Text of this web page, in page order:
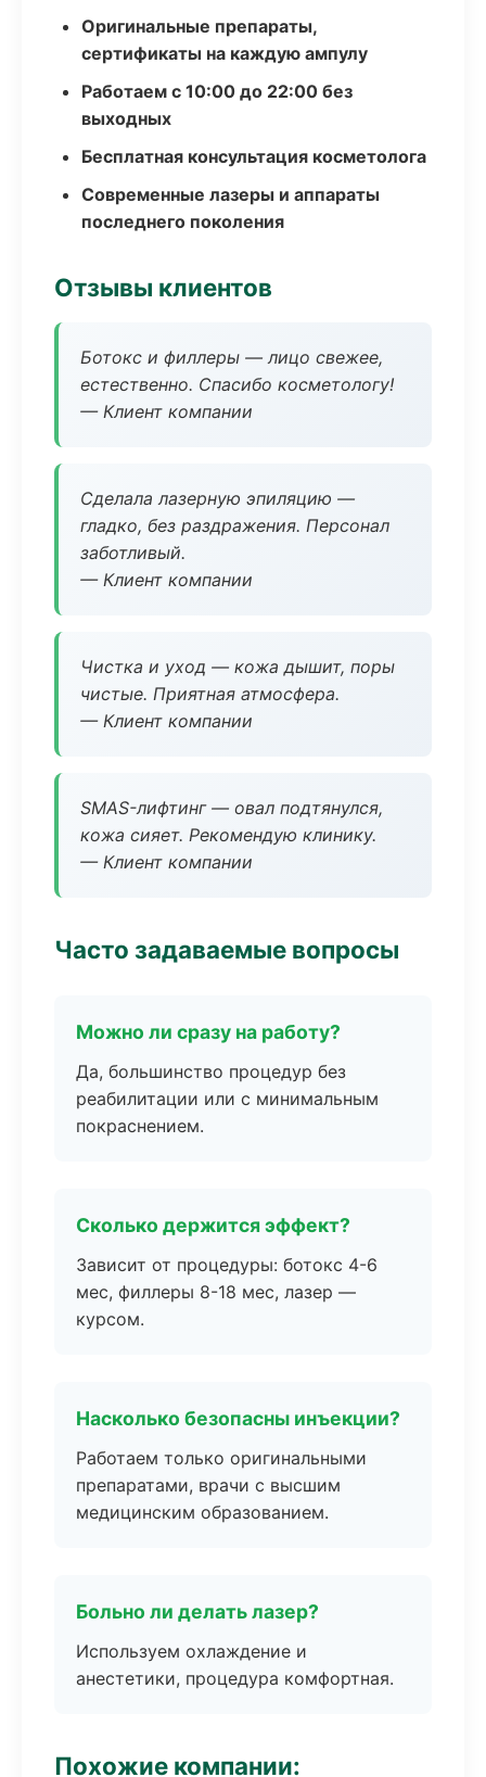
Оригинальные препараты,
сертификаты на каждую ампулу
Работаем с 10:00 до 22:00 без
выходных
Бесплатная консультация косметолога
Современные лазеры и аппараты
последнего поколения
Отзывы клиентов
Ботокс и филлеры — лицо свежее,
естественно. Спасибо косметологу!
— Клиент компании
Сделала лазерную эпиляцию —
гладко, без раздражения. Персонал
заботливый.
— Клиент компании
Чистка и уход — кожа дышит, поры
чистые. Приятная атмосфера.
— Клиент компании
SMAS-лифтинг — овал подтянулся,
кожа сияет. Рекомендую клинику.
— Клиент компании
Часто задаваемые вопросы
Можно ли сразу на работу?
Да, большинство процедур без
реабилитации или с минимальным
покраснением.
Сколько держится эффект?
Зависит от процедуры: ботокс 4-6
мес, филлеры 8-18 мес, лазер —
курсом.
Насколько безопасны инъекции?
Работаем только оригинальными
препаратами, врачи с высшим
медицинским образованием.
Больно ли делать лазер?
Используем охлаждение и
анестетики, процедура комфортная.
Похожие компании: